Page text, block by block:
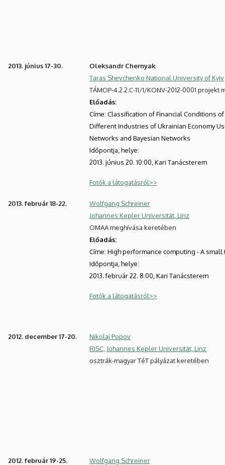
2013. június 17-30.
Oleksandr Chernyak
Taras Shevchenko National University of Kyiv
TÁMOP-4.2.2.C-11/1/KONV-2012-0001
Előadás:
Címe: Classification of Financial Conditions
Different Industries of Ukrainian Economy
Networks and Bayesian Networks
Időpontja, helye:
2013. június 20. 10:00, Kari Tanácsterem
Fotók a látogatásról>>
2013. február 18-22.
Wolfgang Schreiner
Johannes Kepler Universität, Linz
OMAA meghívása keretében
Előadás:
Címe: High performance computing - A
Időpontja, helye:
2013. február 22. 8:00, Kari Tanácsterem
Fotók a látogatásról>>
2012. december 17-20.
Nikolaj Popov
RISC, Johannes Kepler Universität, Linz
osztrák-magyar TéT pályázat keretében
2012. február 19-25.
Wolfgang Schreiner